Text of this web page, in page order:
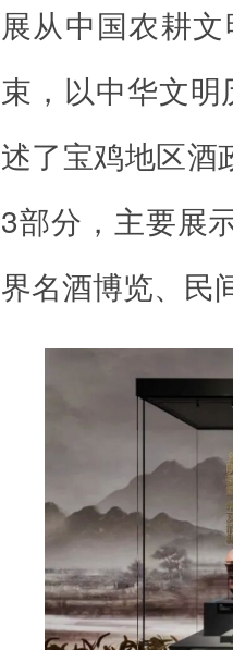
展从中国农耕
束，以中华文
述了宝鸡地区酒
3部分，主要展
界名酒博览、民